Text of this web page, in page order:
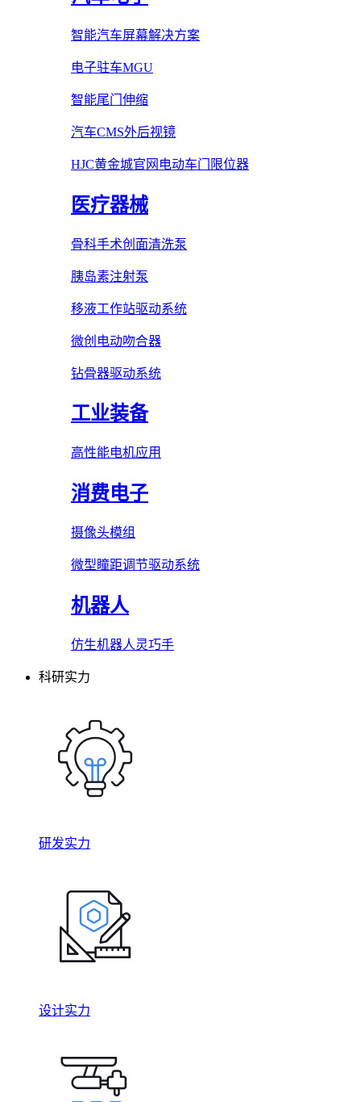
智能汽车屏幕解决方案
电子驻车MGU
智能尾门伸缩
汽车CMS外后视镜
HJC黄金城官网电动车门限位器
医疗器械
骨科手术创面清洗泵
胰岛素注射泵
移液工作站驱动系统
微创电动吻合器
钻骨器驱动系统
工业装备
高性能电机应用
消费电子
摄像头模组
微型瞳距调节驱动系统
机器人
仿生机器人灵巧手
科研实力
研发实力
设计实力